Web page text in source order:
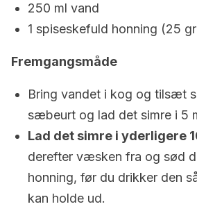
250 ml vand
1 spiseskefuld honning (25
Fremgangsmåde
Bring vandet i kog og tilsæt
sæbeurt og lad det simre i 5
Lad det simre i yderligere
derefter væsken fra og sød
honning, før du drikker den
kan holde ud.